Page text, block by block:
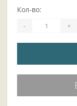
Кол-во:
- +